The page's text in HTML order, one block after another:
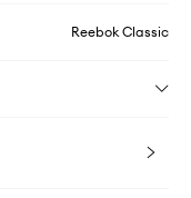
Reebok Classic